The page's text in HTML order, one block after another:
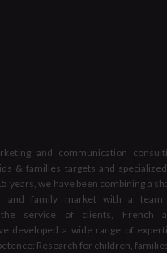
and communication
& families targets and
years, we have been combining a
and family market with a
service of clients, French
developed a wide range of
Research for children,